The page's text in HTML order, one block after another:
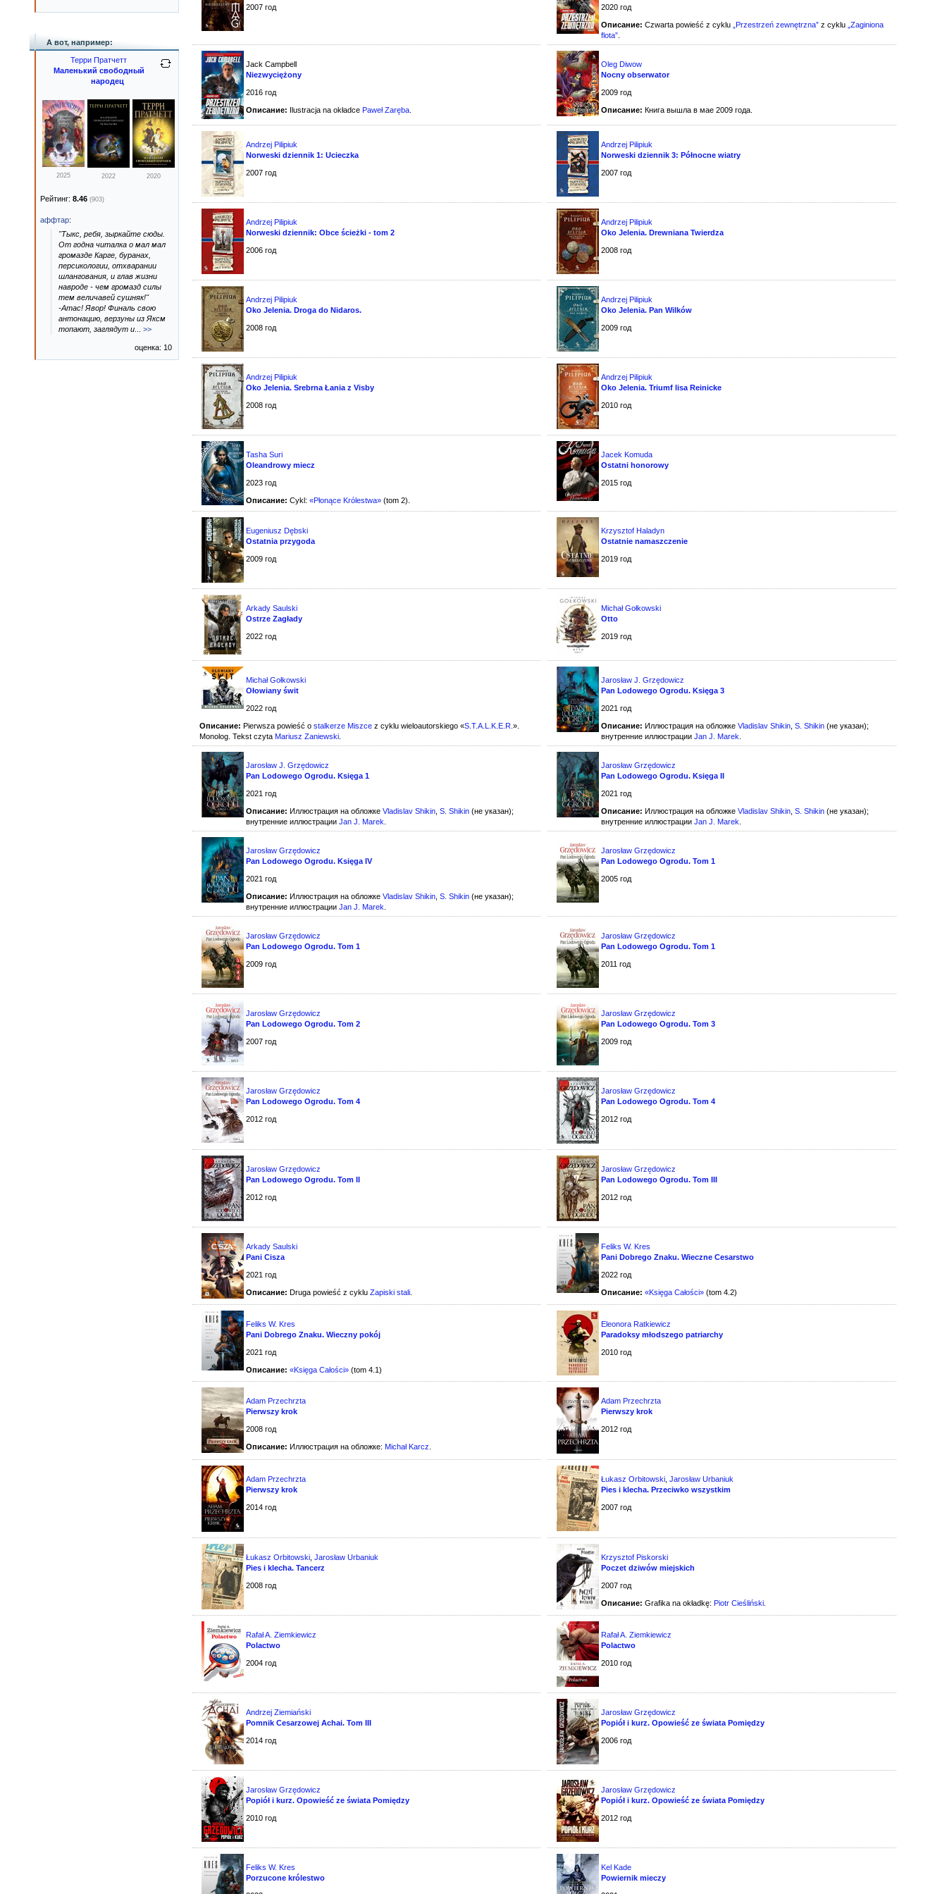
2007 год 2020 год
Описание: Czwarta powieść z cyklu „Przestrzeń zewnętrzna” z cyklu „Zaginiona
flota”
Jack Campbell
Niezwyciężony
2016 год
Описание: Ilustracja na okładce Paweł Zaręba
Oleg Diwow
Nocny obserwator
2009 год
Описание: Книга вышла в мае 2009 года.
Andrzej Pilipiuk
Norweski dziennik 1: Ucieczka
2007 год
Andrzej Pilipiuk
Norweski dziennik 3: Północne wiatry
2007 год
Andrzej Pilipiuk
Norweski dziennik: Obce ścieżki - tom 2
2006 год
Andrzej Pilipiuk
Oko Jelenia. Drewniana Twierdza
2008 год
Andrzej Pilipiuk
Oko Jelenia. Droga do Nidaros.
2008 год
Andrzej Pilipiuk
Oko Jelenia. Pan Wilków
2009 год
Andrzej Pilipiuk
Oko Jelenia. Srebrna Łania z Visby
2008 год
Andrzej Pilipiuk
Oko Jelenia. Triumf lisa Reinicke
2010 год
Tasha Suri
Oleandrowy miecz
2023 год
Описание: Cykl: «Płonące Królestwa» (tom 2).
Jacek Komuda
Ostatni honorowy
2015 год
Eugeniusz Dębski
Ostatnia przygoda
2009 год
Krzysztof Haladyn
Ostatnie namaszczenie
2019 год
Arkady Saulski
Ostrze Zagłady
2022 год
Michał Gołkowski
Otto
2019 год
Michał Gołkowski
Ołowiany świt
2022 год
Описание: Pierwsza powieść o stalkerze Miszce z cyklu wieloautorskiego «S.T.A.L.K.E.R. ».
Monolog. Tekst czyta Mariusz Zaniewski
Jarosław J. Grzędowicz
Pan Lodowego Ogrodu. Księga 3
2021 год
Описание: Иллюстрация на обложкеVladislav Shikin ,S. Shikin (не указан);
внутренние иллюстрацииJan J. Marek
Jarosław J. Grzędowicz
Pan Lodowego Ogrodu. Księga 1
2021 год
Описание: Иллюстрация на обложке Vladislav Shikin S. Shikin (не указан);
внутренние иллюстрации Jan J. Marek
Jarosław Grzędowicz
Pan Lodowego Ogrodu. Księga II
2021 год
Описание: Иллюстрация на обложкеVladislav Shikin ,S. Shikin (не указан);
внутренние иллюстрацииJan J. Marek
Jarosław Grzędowicz
Pan Lodowego Ogrodu. Księga IV
2021 год
Описание: Иллюстрация на обложке Vladislav Shikin S. Shikin (не указан);
внутренние иллюстрации Jan J. Marek
Jarosław Grzędowicz
Pan Lodowego Ogrodu. Tom 1
2005 год
Jarosław Grzędowicz
Pan Lodowego Ogrodu. Tom 1
2009 год
Jarosław Grzędowicz
Pan Lodowego Ogrodu. Tom 1
2011 год
Jarosław Grzędowicz
Pan Lodowego Ogrodu. Tom 2
2007 год
Jarosław Grzędowicz
Pan Lodowego Ogrodu. Tom 3
2009 год
Jarosław Grzędowicz
Pan Lodowego Ogrodu. Tom 4
2012 год
Jarosław Grzędowicz
Pan Lodowego Ogrodu. Tom 4
2012 год
Jarosław Grzędowicz
Pan Lodowego Ogrodu. Tom II
2012 год
Jarosław Grzędowicz
Pan Lodowego Ogrodu. Tom III
2012 год
Arkady Saulski
Pani Cisza
2021 год
Описание: Druga powieść z cyklu Zapiski stali
Feliks W. Kres
Pani Dobrego Znaku. Wieczne Cesarstwo
2022 год
Описание: «Księga Całości» (tom 4.2)
Feliks W. Kres
Pani Dobrego Znaku. Wieczny pokój
2021 год
Описание: «Księga Całości» (tom 4.1)
Eleonora Ratkiewicz
Paradoksy młodszego patriarchy
2010 год
Adam Przechrzta
Pierwszy krok
2008 год
Описание: Иллюстрация на обложке: Michał Karcz
Adam Przechrzta
Pierwszy krok
2012 год
Adam Przechrzta
Pierwszy krok
2014 год
Łukasz Orbitowski ,Jarosław Urbaniuk
Pies i klecha. Przeciwko wszystkim
2007 год
Łukasz Orbitowski Jarosław Urbaniuk
Pies i klecha. Tancerz
2008 год
Krzysztof Piskorski
Poczet dziwów miejskich
2007 год
Описание: Grafika na okładkę: Piotr Cieśliński
Rafał A. Ziemkiewicz
Polactwo
2004 год
Rafał A. Ziemkiewicz
Polactwo
2010 год
Andrzej Ziemiański
Pomnik Cesarzowej Achai. Tom III
2014 год
Jarosław Grzędowicz
Popiół i kurz. Opowieść ze świata Pomiędzy
2006 год
Jarosław Grzędowicz
Popiół i kurz. Opowieść ze świata Pomiędzy
2010 год
Jarosław Grzędowicz
Popiół i kurz. Opowieść ze świata Pomiędzy
2012 год
Feliks W. Kres
Porzucone królestwo
Kel Kade
Powiernik mieczy
А вот, например:
Терри Пратчетт
Маленький свободный
народец
2025 2022 2020
Рейтинг: 8.46 (903)
аффтар:
"Тыкс, ребя, зыркайте сюды.
От годна читалка о мал мал
громазде Карге, буранах,
персикологии, отхварании
шлангования, и глав жизни
навроде - чем громазд силы
тем величавей сушняк!"
-Атас! Явор! Финаль свою
антонацию, верзуны из Яксм
топают, заглядут и
>>
оценка: 10